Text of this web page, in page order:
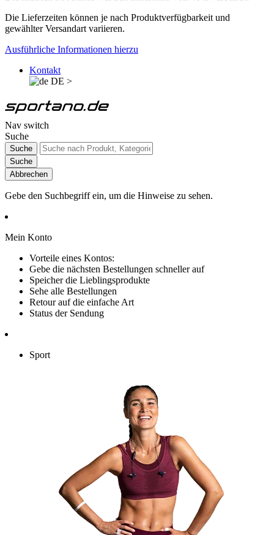
Die Lieferzeiten können je nach Produktverfügbarkeit und
gewählter Versandart variieren.
Ausführliche Informationen hierzu
Kontakt
DE >
Nav switch
Suche
Suche
Suche
Abbrechen
Gebe den Suchbegriff ein, um die Hinweise zu sehen.
Mein Konto
Vorteile eines Kontos:
Gebe die nächsten Bestellungen schneller auf
Speicher die Lieblingsprodukte
Sehe alle Bestellungen
Retour auf die einfache Art
Status der Sendung
Sport